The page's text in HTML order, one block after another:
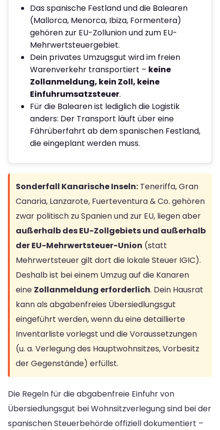
Das spanische Festland und die Balearen
(Mallorca, Menorca, Ibiza, Formentera)
gehören zur EU-Zollunion und zum EU-
Mehrwertsteuergebiet.
Dein privates Umzugsgut wird im freien
Warenverkehr transportiert – keine
Zollanmeldung, kein Zoll, keine
Einfuhrumsatzsteuer.
Für die Balearen ist lediglich die Logistik
anders: Der Transport läuft über eine
Fährüberfahrt ab dem spanischen Festland,
die eingeplant werden muss.
Sonderfall Kanarische Inseln: Teneriffa, Gran
Canaria, Lanzarote, Fuerteventura & Co. gehören
zwar politisch zu Spanien und zur EU, liegen aber
außerhalb des EU-Zollgebiets und außerhalb
der EU-Mehrwertsteuer-Union (statt
Mehrwertsteuer gilt dort die lokale Steuer IGIC).
Deshalb ist bei einem Umzug auf die Kanaren
eine Zollanmeldung erforderlich. Dein Hausrat
kann als abgabenfreies Übersiedlungsgut
eingeführt werden, wenn du eine detaillierte
Inventarliste vorlegst und die Voraussetzungen
(u. a. Verlegung des Hauptwohnsitzes, Vorbesitz
der Gegenstände) erfüllst.
Die Regeln für die abgabenfreie Einfuhr von
Übersiedlungsgut bei Wohnsitzverlegung sind bei der
spanischen Steuerbehörde offiziell dokumentiert –